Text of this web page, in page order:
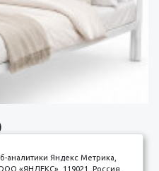
аналитики Яндекс Метрика,
«ЯНДЕКС», 119021, Россия,